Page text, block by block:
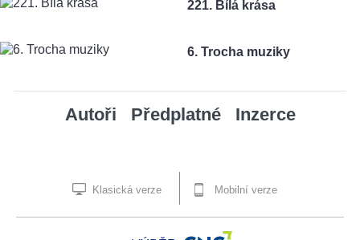
221. Bílá krása
6. Trocha muziky
Autoři Předplatné Inzerce
Klasická verze Mobilní verze